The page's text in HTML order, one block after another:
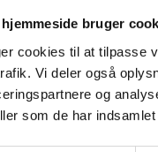
hjemmeside bruger
cookies til at tilpasse
Vi deler også
og
som de har
sanera.dk
api.onlineside.dk